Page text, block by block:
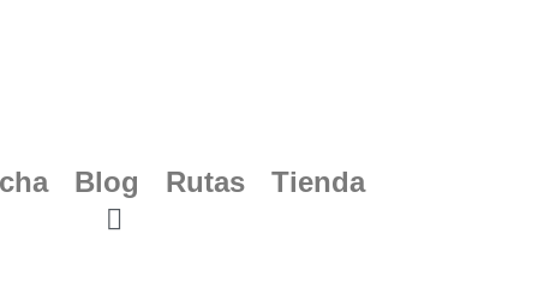
Blog Rutas Tienda